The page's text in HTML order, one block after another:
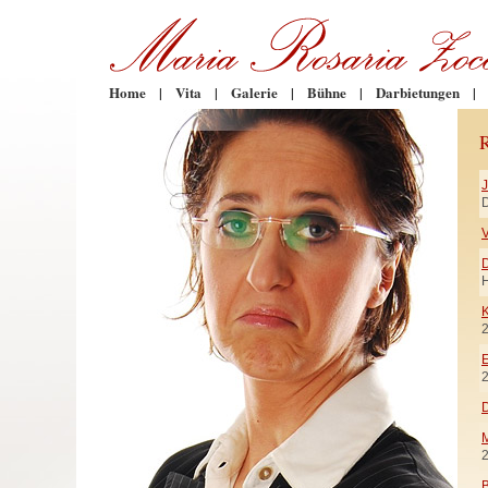
Home | Vita | Galerie | Bühne | Darbietungen |